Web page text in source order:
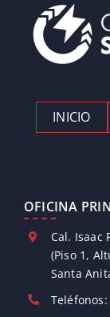
INICIO
OFICINA
Cal. Isaac
(Piso 1,
Santa